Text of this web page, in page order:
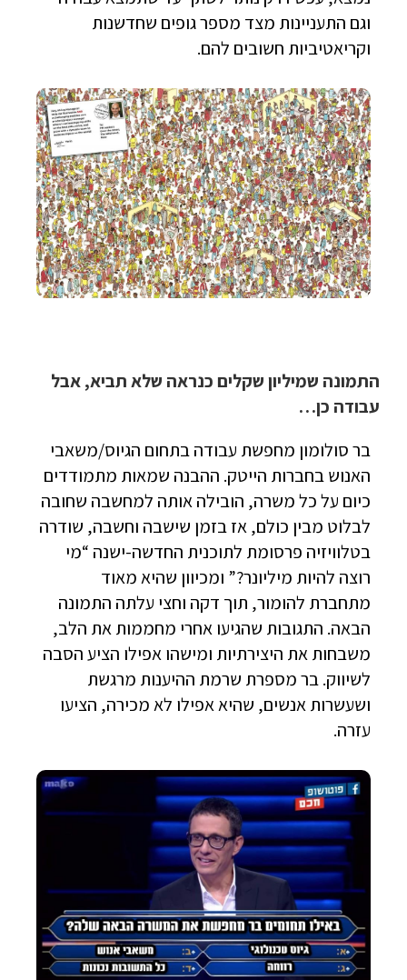
וגם התעניינות מצד מספר גופים שחדשנות
וקריאטיביות חשובים להם.
התמונה שמיליון שקלים כנראה שלא תביא, אבל
עבודה כן…
בר סולומון מחפשת עבודה בתחום הגיוס/משאבי
האנוש בחברות הייטק. ההבנה שמאות מתמודדים
כיום על כל משרה, הובילה אותה למחשבה שחובה
לבלוט מבין כולם, אז בזמן שישבה וחשבה, שודרה
בטלוויזיה פרסומת לתוכנית החדשה-ישנה “מי
רוצה להיות מיליונר?” ומכיוון שהיא מאוד
מתחברת להומור, תוך דקה וחצי עלתה התמונה
הבאה. התגובות שהגיעו אחרי מחממות את הלב,
משבחות את היצירתיות ומישהו אפילו הציע הסבה
לשיווק. בר מספרת שרמת ההיענות מרגשת
ושעשרות אנשים, שהיא אפילו לא מכירה, הציעו
עזרה.